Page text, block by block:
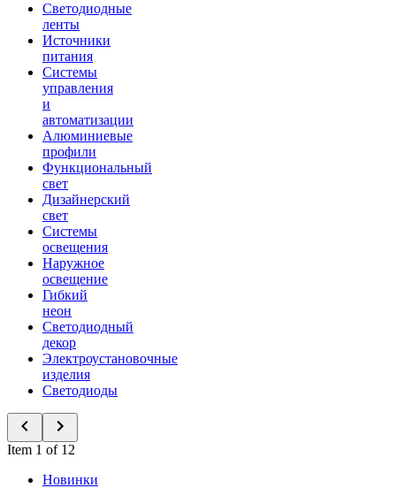
Светодиодные
ленты
Источники
питания
Системы
управления
и
автоматизации
Алюминиевые
профили
Функциональный
свет
Дизайнерский
свет
Системы
освещения
Наружное
освещение
Гибкий
неон
Светодиодный
декор
Электроустановочные
изделия
Светодиоды
Item 1 of 12
Новинки